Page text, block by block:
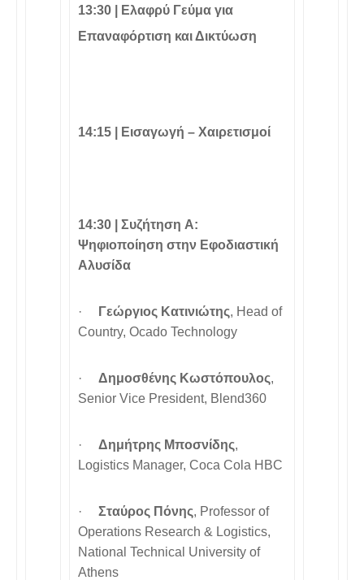
13:30 |
Ελαφρύ Γεύμα για
Επαναφόρτιση και Δικτύωση
14:15 | Εισαγωγή – Χαιρετισμοί
14:30 | Συζήτηση A:
Ψηφιοποίηση στην Εφοδιαστική
Αλυσίδα
· Γεώργιος Κατινιώτης, Head of
Country, Ocado Technology
· Δημοσθένης Κωστόπουλος,
Senior Vice President, Blend360
· Δημήτρης Μποσνίδης,
Logistics Manager, Coca Cola HBC
· Σταύρος Πόνης, Professor of
Operations Research & Logistics,
National Technical University of
Athens